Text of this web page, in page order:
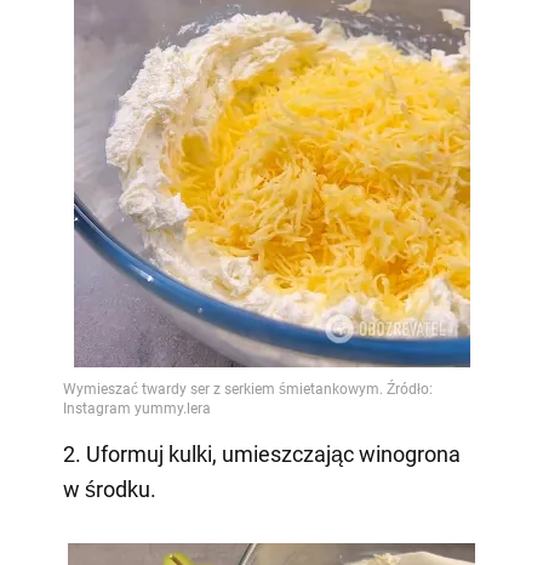
2. Uformuj kulki, umieszczając winogrona
w środku.